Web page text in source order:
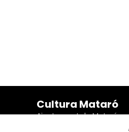
Cultura Mataró
Ajuntament de Mataró
C. de Sant Josep, 9